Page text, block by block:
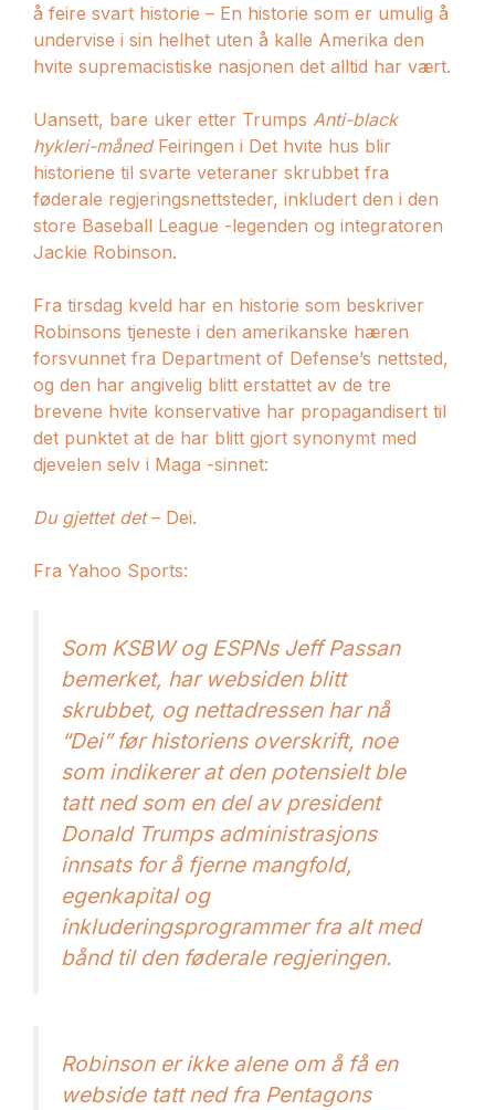
å feire svart historie – En historie som er umulig å
undervise i sin helhet uten å kalle Amerika den
hvite supremacistiske nasjonen det alltid har vært.
Uansett, bare uker etter Trumps Anti-black
hykleri-månedFeiringen i Det hvite hus blir
historiene til svarte veteraner skrubbet fra
føderale regjeringsnettsteder, inkludert den i den
store Baseball League -legenden og integratoren
Jackie Robinson.
Fra tirsdag kveld har en historie som beskriver
Robinsons tjeneste i den amerikanske hæren
forsvunnet fra Department of Defense’s nettsted,
og den har angivelig blitt erstattet av de tre
brevene hvite konservative har propagandisert til
det punktet at de har blitt gjort synonymt med
djevelen selv i Maga -sinnet:
Du gjettet det – Dei.
Fra Yahoo Sports:
Som KSBW og ESPNs Jeff Passan
bemerket, har websiden blitt
skrubbet, og nettadressen har nå
“Dei” før historiens overskrift, noe
som indikerer at den potensielt ble
tatt ned som en del av president
Donald Trumps administrasjons
innsats for å fjerne mangfold,
egenkapital og
inkluderingsprogrammer fra alt med
bånd til den føderale regjeringen.
Robinson er ikke alene om å få en
webside tatt ned fra Pentagons